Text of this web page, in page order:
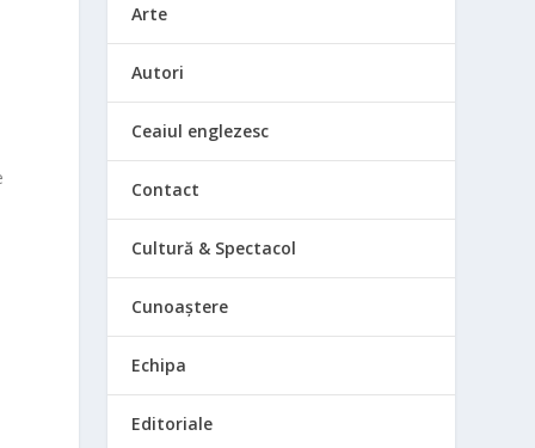
Arte
Autori
Ceaiul englezesc
Contact
Cultură & Spectacol
Cunoaștere
Echipa
Editoriale